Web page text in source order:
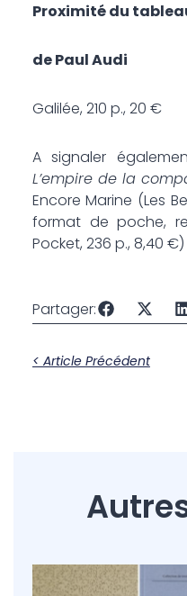
Proximité du
de Paul Audi
Galilée, 210 p., 20 €
A signaler
L’empire de la
Encore Marine (Les
format de poche,
Pocket, 236 p., 8,40 €)
Partager:
< Article Précédent